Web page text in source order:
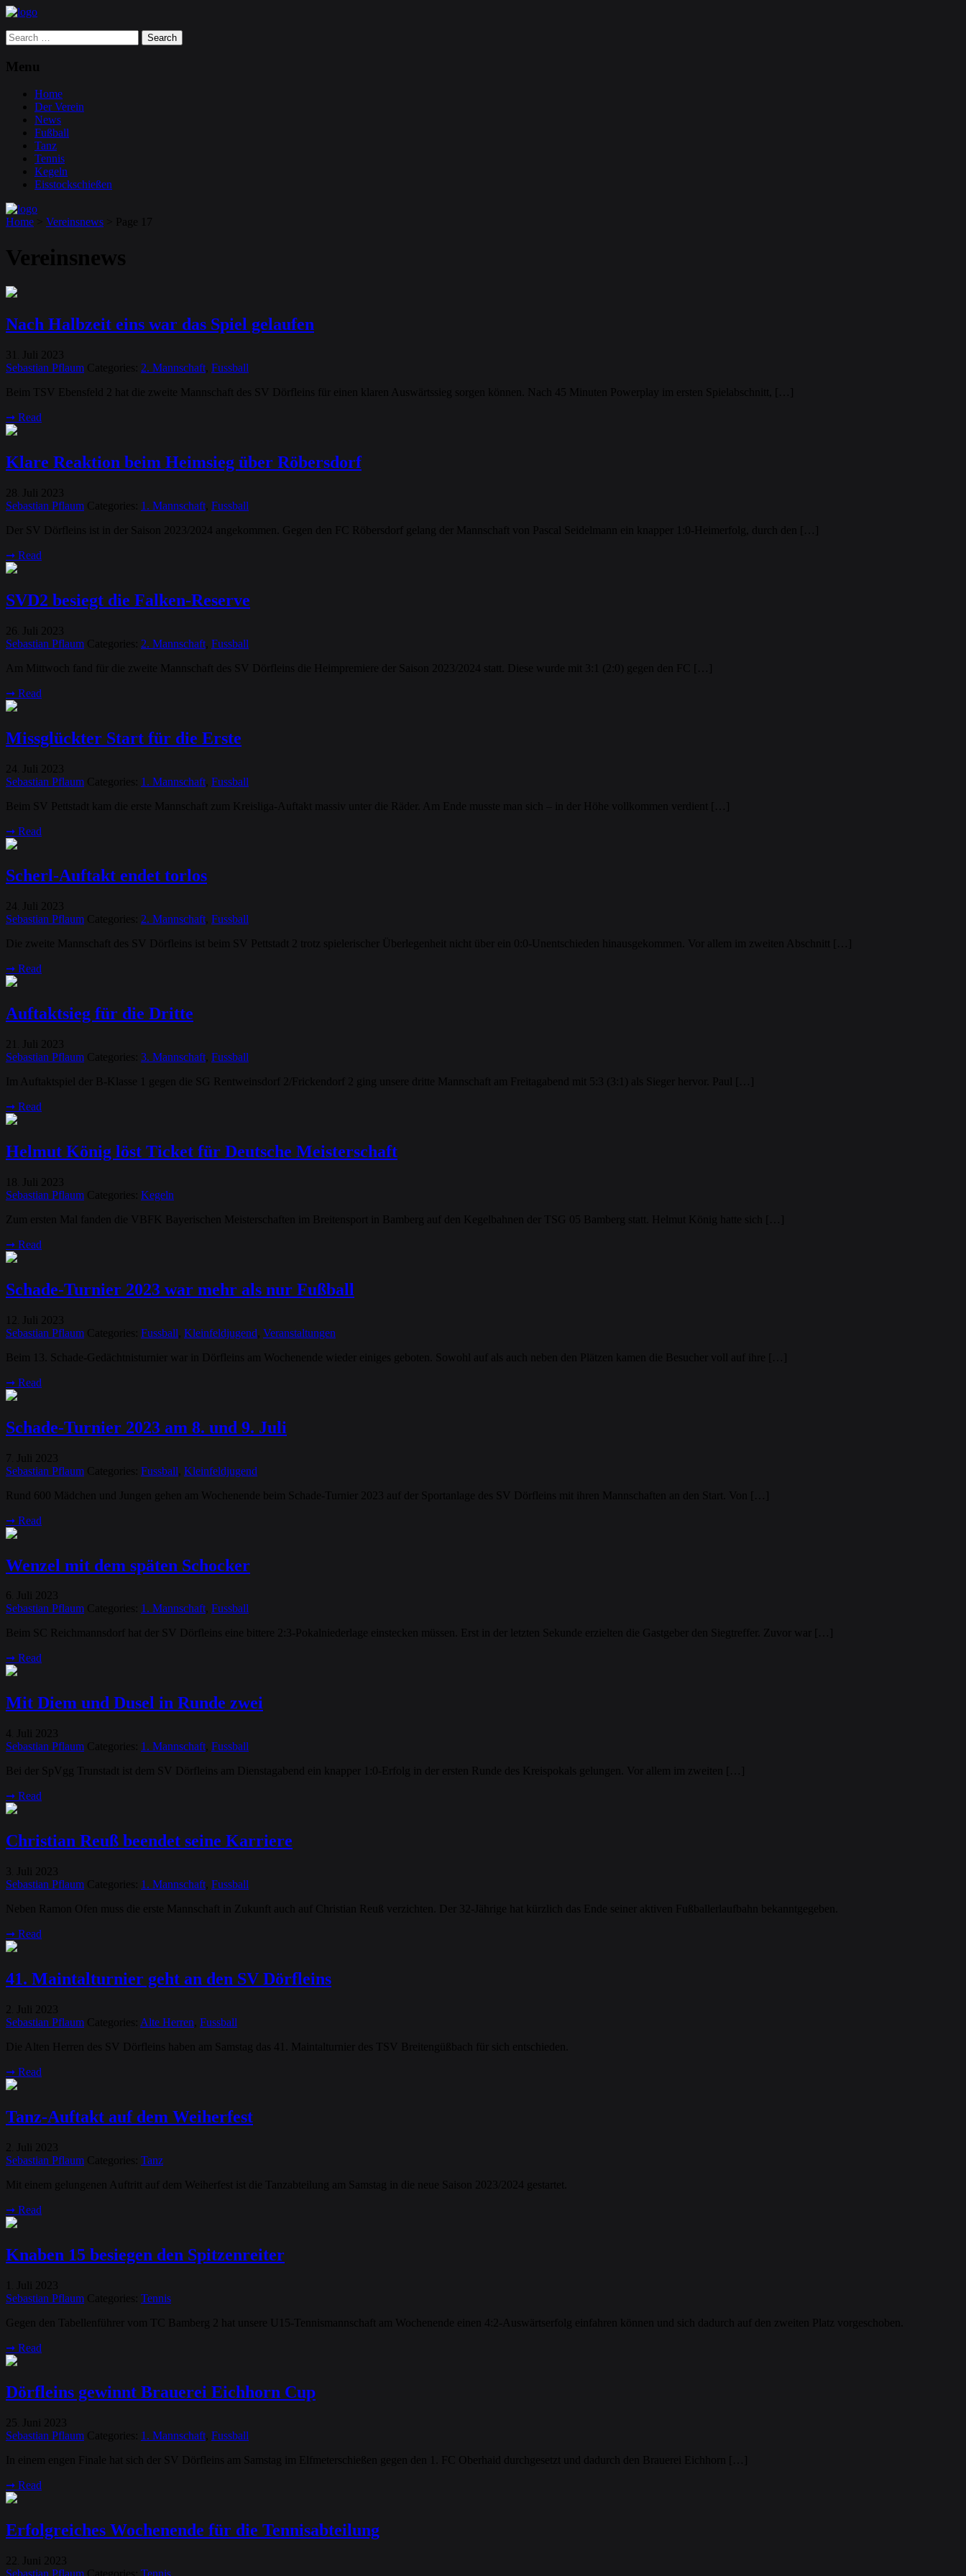
Search
for:
Menu
Home
Der Verein
News
Fußball
Tanz
Tennis
Kegeln
Eisstockschießen
Home Vereinsnews Page 17
Vereinsnews
Nach Halbzeit eins war das Spiel gelaufen
31
2023
Sebastian Pflaum Categories: 2. Mannschaft Fussball
Beim TSV Ebensfeld 2 hat die zweite Mannschaft des SV Dörfleins für einen klaren Auswärtssieg sorgen können. Nach 45 Minuten Powerplay im ersten Spielabschnitt, […]
➞ Read
Klare Reaktion beim Heimsieg über Röbersdorf
28
2023
Sebastian Pflaum Categories: 1. Mannschaft Fussball
Der SV Dörfleins ist in der Saison 2023/2024 angekommen. Gegen den FC Röbersdorf gelang der Mannschaft von Pascal Seidelmann ein knapper 1:0-Heimerfolg, durch den […]
➞ Read
SVD2 besiegt die Falken-Reserve
26
2023
Sebastian Pflaum Categories: 2. Mannschaft Fussball
Am Mittwoch fand für die zweite Mannschaft des SV Dörfleins die Heimpremiere der Saison 2023/2024 statt. Diese wurde mit 3:1 (2:0) gegen den FC […]
➞ Read
Missglückter Start für die Erste
24
2023
Sebastian Pflaum Categories: 1. Mannschaft Fussball
Beim SV Pettstadt kam die erste Mannschaft zum Kreisliga-Auftakt massiv unter die Räder. Am Ende musste man sich – in der Höhe vollkommen verdient […]
➞ Read
Scherl-Auftakt endet torlos
24
2023
Sebastian Pflaum Categories: 2. Mannschaft Fussball
Die zweite Mannschaft des SV Dörfleins ist beim SV Pettstadt 2 trotz spielerischer Überlegenheit nicht über ein 0:0-Unentschieden hinausgekommen. Vor allem im zweiten Abschnitt […]
➞ Read
Auftaktsieg für die Dritte
2023
Sebastian Pflaum Categories: 3. Mannschaft Fussball
Im Auftaktspiel der B-Klasse 1 gegen die SG Rentweinsdorf 2/Frickendorf 2 ging unsere dritte Mannschaft am Freitagabend mit 5:3 (3:1) als Sieger hervor. Paul […]
➞ Read
Helmut König löst Ticket für Deutsche Meisterschaft
18
2023
Sebastian Pflaum Categories: Kegeln
Zum ersten Mal fanden die VBFK Bayerischen Meisterschaften im Breitensport in Bamberg auf den Kegelbahnen der TSG 05 Bamberg statt. Helmut König hatte sich […]
➞ Read
Schade-Turnier 2023 war mehr als nur Fußball
2023
Sebastian Pflaum Categories: Fussball Kleinfeldjugend Veranstaltungen
Beim 13. Schade-Gedächtnisturnier war in Dörfleins am Wochenende wieder einiges geboten. Sowohl auf als auch neben den Plätzen kamen die Besucher voll auf ihre […]
➞ Read
Schade-Turnier 2023 am 8. und 9. Juli
7
2023
Sebastian Pflaum Categories: Fussball Kleinfeldjugend
Rund 600 Mädchen und Jungen gehen am Wochenende beim Schade-Turnier 2023 auf der Sportanlage des SV Dörfleins mit ihren Mannschaften an den Start. Von […]
➞ Read
Wenzel mit dem späten Schocker
6
2023
Sebastian Pflaum Categories: 1. Mannschaft, Fussball
Beim SC Reichmannsdorf hat der SV Dörfleins eine bittere 2:3-Pokalniederlage einstecken müssen. Erst in der letzten Sekunde erzielten die Gastgeber den Siegtreffer. Zuvor war […]
➞ Read
Mit Diem und Dusel in Runde zwei
4
2023
Sebastian Pflaum Categories: 1. Mannschaft Fussball
Bei der SpVgg Trunstadt ist dem SV Dörfleins am Dienstagabend ein knapper 1:0-Erfolg in der ersten Runde des Kreispokals gelungen. Vor allem im zweiten […]
➞ Read
Christian Reuß beendet seine Karriere
3
2023
Sebastian Pflaum Categories: 1. Mannschaft Fussball
Neben Ramon Ofen muss die erste Mannschaft in Zukunft auch auf Christian Reuß verzichten. Der 32-Jährige hat kürzlich das Ende seiner aktiven Fußballerlaufbahn bekanntgegeben.
➞ Read
41. Maintalturnier geht an den SV Dörfleins
2023
Sebastian Pflaum Categories: Alte Herren Fussball
Die Alten Herren des SV Dörfleins haben am Samstag das 41. Maintalturnier des TSV Breitengüßbach für sich entschieden.
➞ Read
Tanz-Auftakt auf dem Weiherfest
2023
Sebastian Pflaum Categories: Tanz
Mit einem gelungenen Auftritt auf dem Weiherfest ist die Tanzabteilung am Samstag in die neue Saison 2023/2024 gestartet.
➞ Read
Knaben 15 besiegen den Spitzenreiter
2023
Sebastian Pflaum Categories: Tennis
Gegen den Tabellenführer vom TC Bamberg 2 hat unsere U15-Tennismannschaft am Wochenende einen 4:2-Auswärtserfolg einfahren können und sich dadurch auf den zweiten Platz vorgeschoben.
➞ Read
Dörfleins gewinnt Brauerei Eichhorn Cup
25
2023
Sebastian Pflaum Categories: 1. Mannschaft Fussball
In einem engen Finale hat sich der SV Dörfleins am Samstag im Elfmeterschießen gegen den 1. FC Oberhaid durchgesetzt und dadurch den Brauerei Eichhorn […]
➞ Read
Erfolgreiches Wochenende für die Tennisabteilung
2023